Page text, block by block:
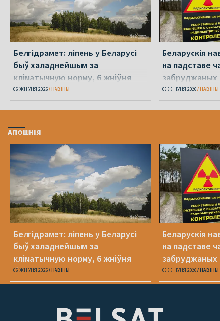
Белгідрамет: ліпень у Беларусі
быў халаднейшым за
кліматычную норму, 6 жніўня
будзе +40°С
06 ЖНІЎНЯ 2026 НАВІНЫ
Беларускія
на падставе
забруджаных
06 ЖНІЎНЯ 2026 НАВІНЫ
АПОШНІЯ
Белгідрамет: ліпень у Беларусі
быў халаднейшым за
кліматычную норму, 6 жніўня
будзе +40°С
06 ЖНІЎНЯ 2026 НАВІНЫ
Беларускія
на падставе
забруджаных
06 ЖНІЎНЯ 2026 НАВІНЫ